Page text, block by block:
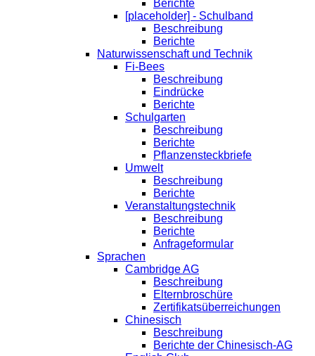
Berichte
[placeholder] - Schulband
Beschreibung
Berichte
Naturwissenschaft und Technik
Fi-Bees
Beschreibung
Eindrücke
Berichte
Schulgarten
Beschreibung
Berichte
Pflanzensteckbriefe
Umwelt
Beschreibung
Berichte
Veranstaltungstechnik
Beschreibung
Berichte
Anfrageformular
Sprachen
Cambridge AG
Beschreibung
Elternbroschüre
Zertifikatsüberreichungen
Chinesisch
Beschreibung
Berichte der Chinesisch-AG